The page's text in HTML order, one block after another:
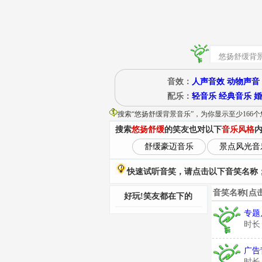
音效： 人声音效 动物声音
配乐： 轻音乐 经典音乐
搜索“悠扬舒缓背景音乐”，为你显示至少166
搜索悠扬舒缓的笑友也对以下音乐风格
舒缓豪迈音乐
景点风光音
快速试听音笑，请点击以下音笑名称
音笑名称[点
专题
时长
广
好玩!笑友都在下的